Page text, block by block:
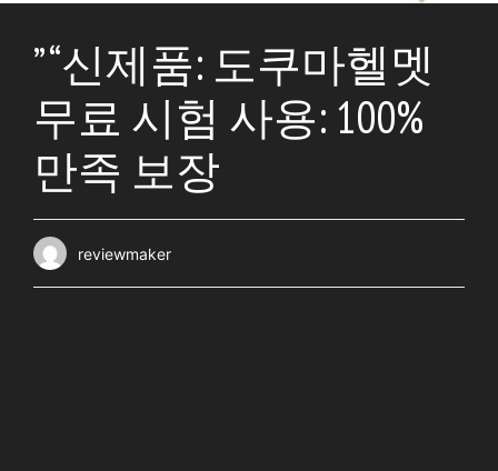
” “신제품: 도쿠마헬멧
무료 시험 사용: 100%
만족 보장
reviewmaker